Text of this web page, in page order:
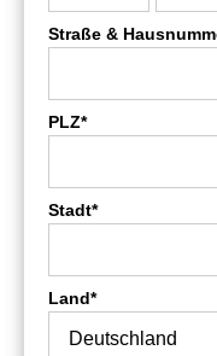
Straße &
PLZ*
Stadt*
Land*